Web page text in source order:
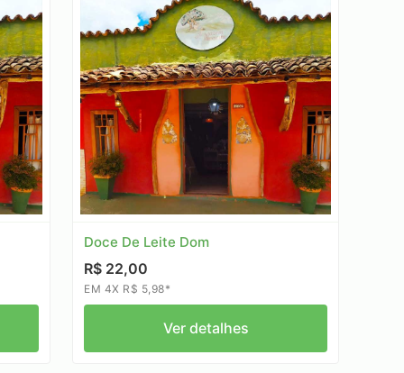
Doce De Leite Dom
R$ 22,00
EM 4X R$ 5,98*
Ver detalhes